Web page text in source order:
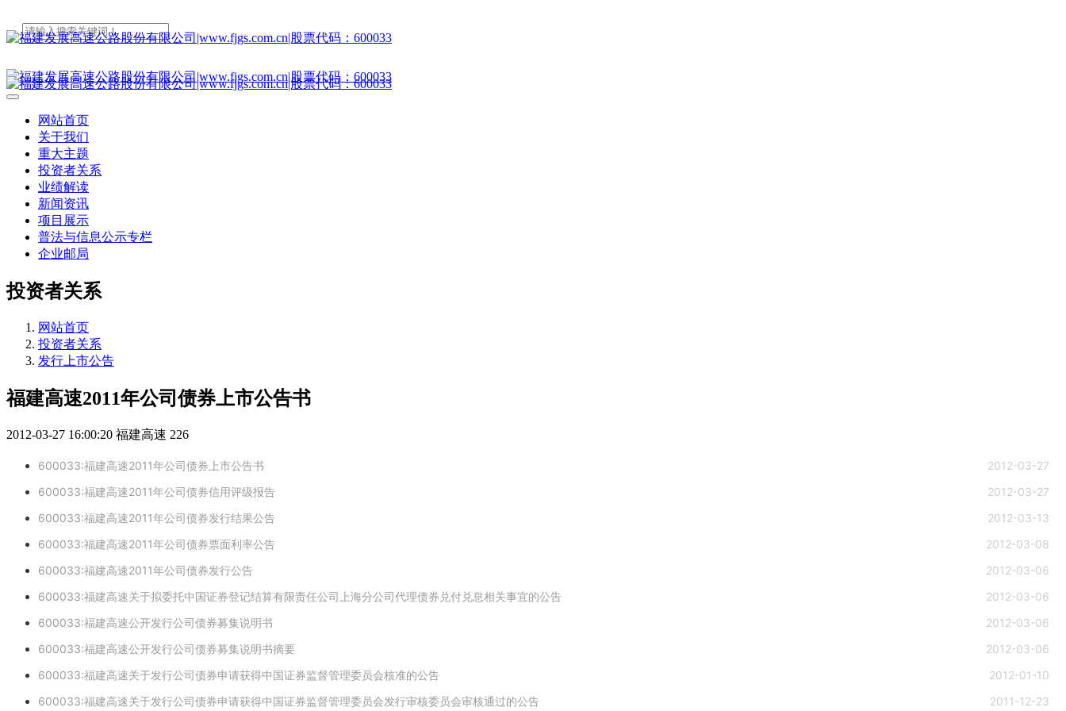
网站首页
关于我们
重大主题
投资者关系
业绩解读
新闻资讯
项目展示
普法与信息公示专栏
企业邮局
投资者关系
网站首页
投资者关系
发行上市公告
福建高速2011年公司债券上市公告书
2012-03-27 16:00:20 福建高速 226
2012-03-27
600033:福建高速2011年公司债券上市公告书
2012-03-27
600033:福建高速2011年公司债券信用评级报告
2012-03-13
600033:福建高速2011年公司债券发行结果公告
2012-03-08
600033:福建高速2011年公司债券票面利率公告
2012-03-06
600033:福建高速2011年公司债券发行公告
2012-03-06
600033:福建高速关于拟委托中国证券登记结算有限责任公司上海分公司代理债券兑付兑息相关事宜的公告
2012-03-06
600033:福建高速公开发行公司债券募集说明书
2012-03-06
600033:福建高速公开发行公司债券募集说明书摘要
2012-01-10
600033:福建高速关于发行公司债券申请获得中国证券监督管理委员会核准的公告
2011-12-23
600033:福建高速关于发行公司债券申请获得中国证券监督管理委员会发行审核委员会审核通过的公告